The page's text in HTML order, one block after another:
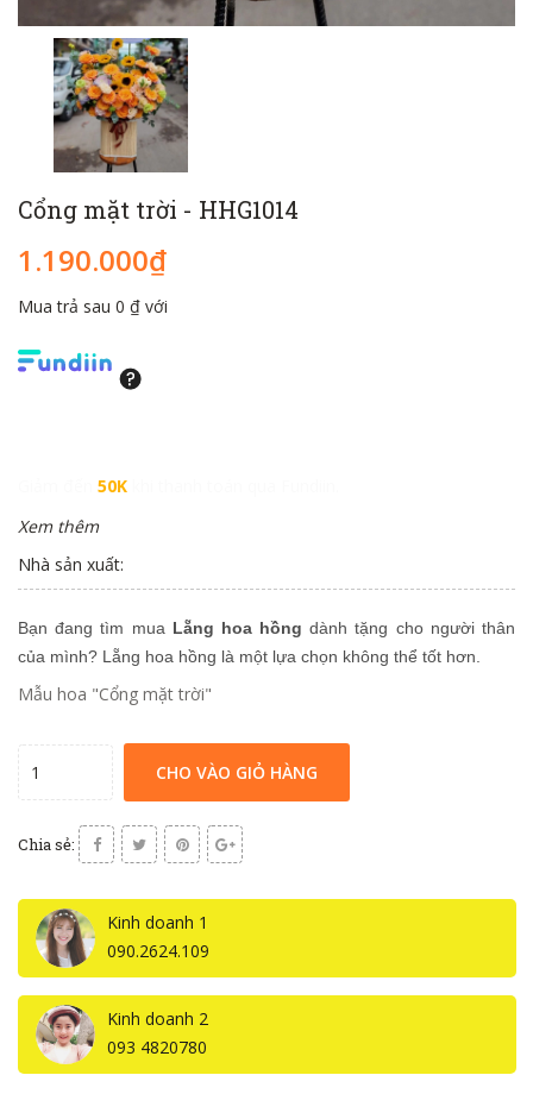
Cổng mặt trời - HHG1014
1.190.000₫
Mua trả sau 0 ₫ với
50K
Xem thêm
Nhà sản xuất:
Bạn đang tìm mua Lẵng hoa hồngdành tặng cho người thân
của mình? L ẵng hoa hồng là một lựa chọn không thể tốt hơn.
Mẫu hoa "Cổng mặt trời"
CHO VÀO GIỎ HÀNG
Chia sẻ:
Kinh doanh 1
090.2624.109
Kinh doanh 2
093 4820780